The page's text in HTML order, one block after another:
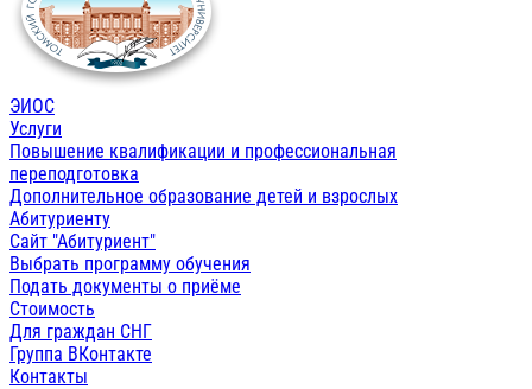
ЭИОС
Услуги
Повышение квалификации и профессиональная
переподготовка
Дополнительное образование детей и взрослых
Абитуриенту
Сайт "Абитуриент"
Выбрать программу обучения
Подать документы о приёме
Стоимость
Для граждан СНГ
Группа ВКонтакте
Контакты